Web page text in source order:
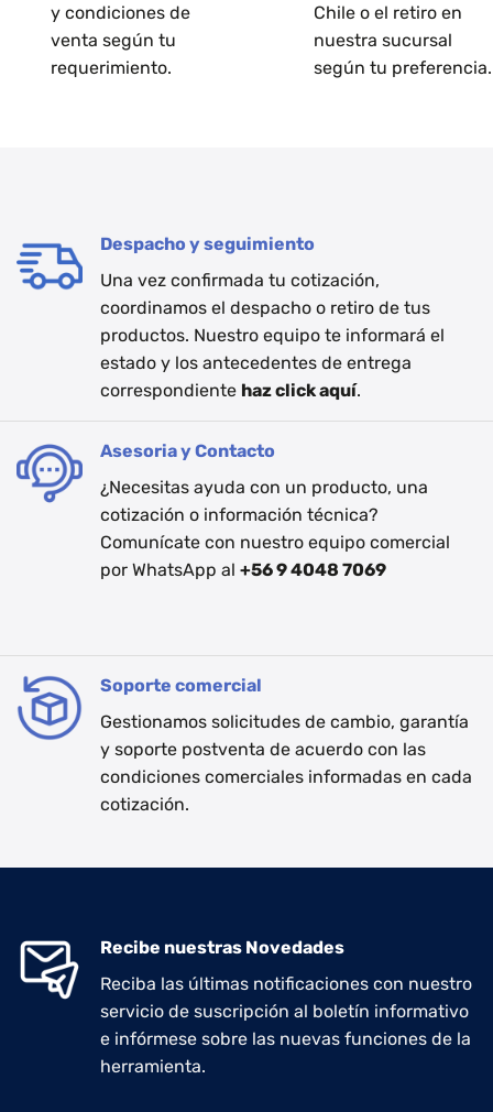
y condiciones de
venta según tu
requerimiento.
Chile o el retiro en
nuestra sucursal
según tu preferencia.
Despacho y seguimiento
Una vez confirmada tu cotización,
coordinamos el despacho o retiro de tus
productos. Nuestro equipo te informará el
estado y los antecedentes de entrega
correspondiente haz click aquí.
Asesoria y Contacto
¿Necesitas ayuda con un producto, una
cotización o información técnica?
Comunícate con nuestro equipo comercial
por WhatsApp al +56 9 4048 7069
Soporte comercial
Gestionamos solicitudes de cambio, garantía
y soporte postventa de acuerdo con las
condiciones comerciales informadas en cada
cotización.
Recibe nuestras Novedades
Reciba las últimas notificaciones con nuestro
servicio de suscripción al boletín informativo
e infórmese sobre las nuevas funciones de la
herramienta.